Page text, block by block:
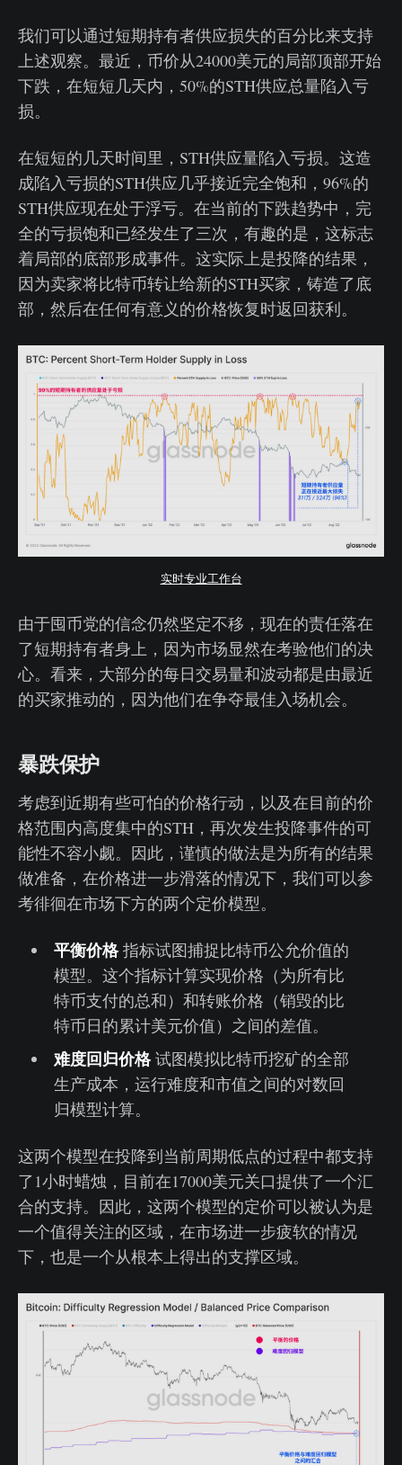
我们可以通过短期持有者供应损失的百分比来支持
上述观察。最近，币价从24000美元的局部顶部开始
下跌，在短短几天内，50%的STH供应总量陷入亏
损。
在短短的几天时间里，STH供应量陷入亏损。这造
成陷入亏损的STH供应几乎接近完全饱和，96%的
STH供应现在处于浮亏。在当前的下跌趋势中，完
全的亏损饱和已经发生了三次，有趣的是，这标志
着局部的底部形成事件。这实际上是投降的结果，
因为卖家将比特币转让给新的STH买家，铸造了底
部，然后在任何有意义的价格恢复时返回获利。
实时专业工作台
由于囤币党的信念仍然坚定不移，现在的责任落在
了短期持有者身上，因为市场显然在考验他们的决
心。看来，大部分的每日交易量和波动都是由最近
的买家推动的，因为他们在争夺最佳入场机会。
暴跌保护
考虑到近期有些可怕的价格行动，以及在目前的价
格范围内高度集中的STH，再次发生投降事件的可
能性不容小觑。因此，谨慎的做法是为所有的结果
做准备，在价格进一步滑落的情况下，我们可以参
考徘徊在市场下方的两个定价模型。
平衡价格指标试图捕捉比特币公允价值的
模型。这个指标计算实现价格（为所有比
特币支付的总和）和转账价格（销毁的比
特币日的累计美元价值）之间的差值。
难度回归价格试图模拟比特币挖矿的全部
生产成本，运行难度和市值之间的对数回
归模型计算。
这两个模型在投降到当前周期低点的过程中都支持
了1小时蜡烛，目前在17000美元关口提供了一个汇
合的支持。因此，这两个模型的定价可以被认为是
一个值得关注的区域，在市场进一步疲软的情况
下，也是一个从根本上得出的支撑区域。